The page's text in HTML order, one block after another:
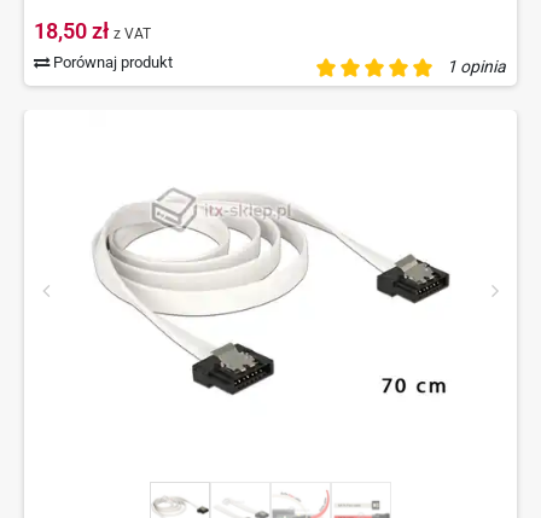
1 opinia
18,50 zł z VAT
Porównaj produkt